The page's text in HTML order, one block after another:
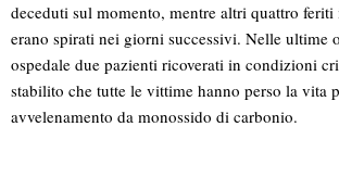
deceduti sul momento, mentre altri quattro
erano spirati nei giorni successivi. Nelle ultime
ospedale due pazienti ricoverati in condizioni
stabilito che tutte le vittime hanno perso la vita
avvelenamento da monossido di carbonio.